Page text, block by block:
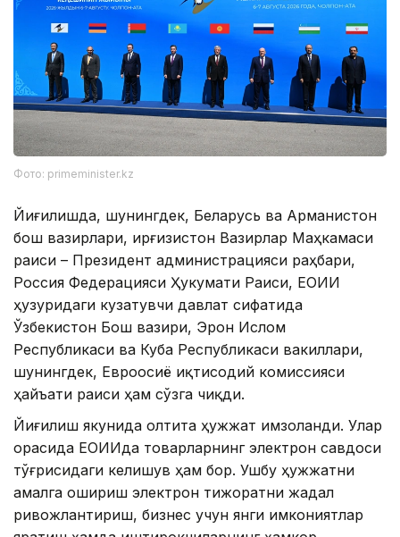
Фото: primeminister.kz
Йиғилишда, шунингдек, Беларусь ва Арманистон
бош вазирлари, Қирғизистон Вазирлар Маҳкамаси
раиси – Президент администрацияси раҳбари,
Россия Федерацияси Ҳукумати Раиси, ЕОИИ
ҳузуридаги кузатувчи давлат сифатида
Ўзбекистон Бош вазири, Эрон Ислом
Республикаси ва Куба Республикаси вакиллари,
шунингдек, Евроосиё иқтисодий комиссияси
ҳайъати раиси ҳам сўзга чиқди.
Йиғилиш якунида олтита ҳужжат имзоланди. Улар
орасида ЕОИИда товарларнинг электрон савдоси
тўғрисидаги келишув ҳам бор. Ушбу ҳужжатни
амалга ошириш электрон тижоратни жадал
ривожлантириш, бизнес учун янги имкониятлар